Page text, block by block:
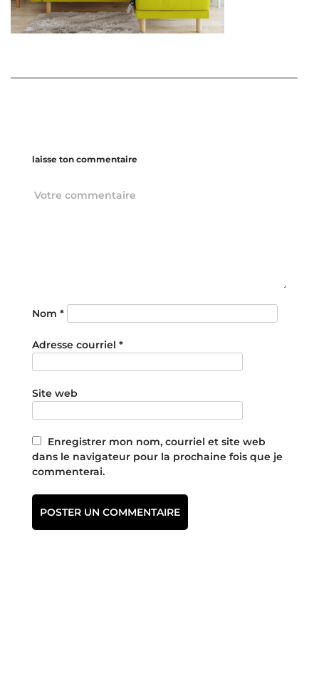
laisse ton commentaire
Nom *
Adresse courriel *
Site web
Enregistrer mon nom, courriel et site web
dans le navigateur pour la prochaine fois que je
commenterai.